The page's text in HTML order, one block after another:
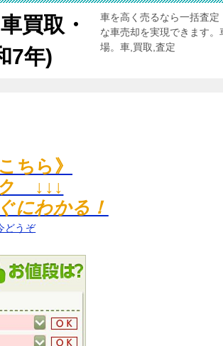
買取・
7年)
車を高く売るなら一括査
な車売却を実現できます
場。車,買取,査定
ちら》
↓↓↓
にわかる！
どうぞ